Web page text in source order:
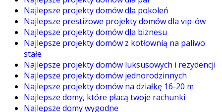
Najlepsze projekty domów dla pokoleń
Najlepsze prestiżowe projekty domów dla vip-ów
Najlepsze projekty domów dla biznesu
Najlepsze projekty domów z kotłownią na paliwo
stałe
Najlepsze projekty domów luksusowych i rezydencji
Najlepsze projekty domów jednorodzinnych
Najlepsze projekty domów na działkę 16-20 m
Najlepsze domy, które płacą twoje rachunki
Najlepsze domy wygodne